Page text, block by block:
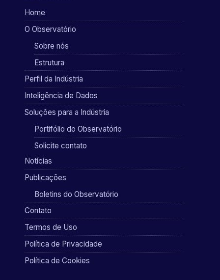
Home
O Observatório
Sobre nós
Estrutura
Perfil da Indústria
Inteligência de Dados
Soluções para a Indústria
Portifólio do Observatório
Solicite contato
Notícias
Publicações
Boletins do Observatório
Contato
Termos de Uso
Política de Privacidade
Política de Cookies